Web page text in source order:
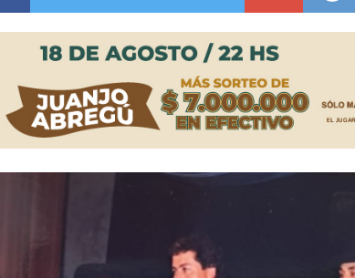
este viernes arranca el Clausura con agenda confirmada y